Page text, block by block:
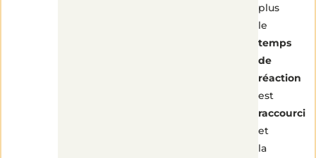
plus
le
temps
de
réaction
est
raccourci
et
la